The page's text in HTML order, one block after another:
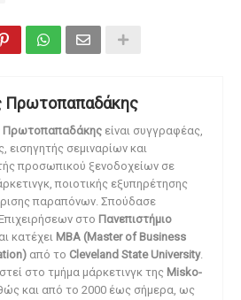
Πρωτοπαπαδάκης
Πρωτοπαπαδάκης είναι συγγραφέας,
εισηγητής σεμιναρίων και
προσωπικού ξενοδοχείων σε
ποιοτικής εξυπηρέτησης
παραπόνων. Σπούδασε
στο Πανεπιστήμιο
κατέχει MBA (Master of Business
από το Cleveland State University.
στο τμήμα μάρκετινγκ της Misko-
και από το 2000 έως σήμερα, ως